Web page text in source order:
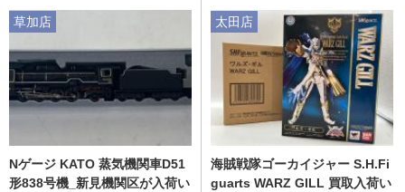
Nゲージ KATO 蒸気機関車D51
形838号機_新見機関区が入荷い
草加店
海賊戦隊ゴーカイジャー S.H.Fi
guarts WARZ GILL 買取入荷い
太田店